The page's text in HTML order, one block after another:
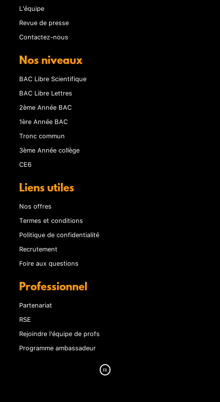
L'équipe
Revue de presse
Contactez-nous
Nos niveaux
BAC Libre Scientifique
BAC Libre Lettres
2ème Année BAC
1ère Année BAC
Tronc commun
3ème Année collège
CE6
Liens utiles
Nos offres
Termes et conditions
Politique de confidentialité
Recrutement
Foire aux questions
Professionnel
Partenariat
RSE
Rejoindre l'équipe de profs
Programme ambassadeur